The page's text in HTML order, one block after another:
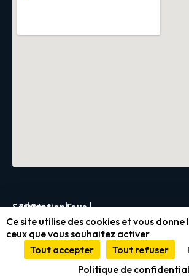
Servica
2026
|Mentions
légales
et
conformité
|Tous
droits
réservés
|
Ce site utilise des cookies et vous
ceux que vous souhaitez activer
Tout accepter
Tout refuser
Politique de